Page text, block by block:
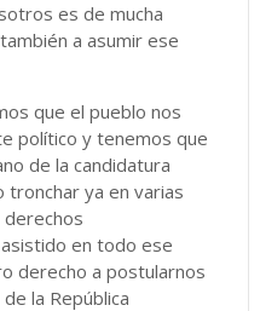
es de mucha
a asumir ese
que el pueblo nos
político y tenemos que
de la candidatura
tronchar ya en varias
en todo ese
derecho a postularnos
la República